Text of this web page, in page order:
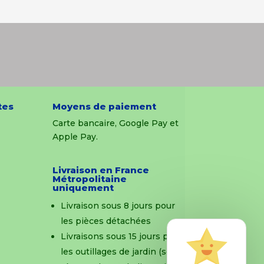
Moyens de paiement
Carte bancaire, Google Pay et
Apple Pay.
Livraison en France
Métropolitaine
uniquement
Livraison sous 8 jours pour
les pièces détachées
Livraisons sous 15 jours pour
les outillages de jardin (sous